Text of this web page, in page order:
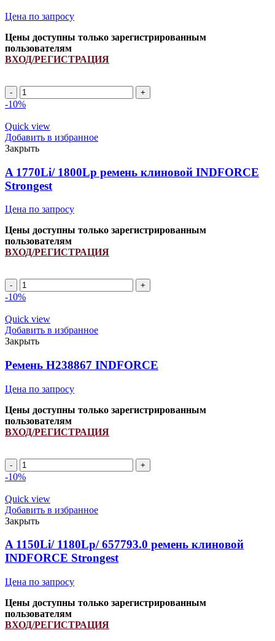
Цена по запросу
Цены доступны только зарегистрированным
пользователям
ВХОД/РЕГИСТРАЦИЯ
A
1470Li/
ремень
клиновой
INDFORCE
Strongest
quantity
-10%
Quick view
Добавить в избранное
Закрыть
A 1770Li/ 1800Lp ремень клиновой INDFORCE
Strongest
Цена по запросу
Цены доступны только зарегистрированным
пользователям
ВХОД/РЕГИСТРАЦИЯ
A
1770Li/
ремень
клиновой
INDFORCE
Strongest
quantity
-10%
Quick view
Добавить в избранное
Закрыть
Ремень H238867 INDFORCE
Цена по запросу
Цены доступны только зарегистрированным
пользователям
ВХОД/РЕГИСТРАЦИЯ
Ремень
H238867
quantity
-10%
Quick view
Добавить в избранное
Закрыть
A 1150Li/ 1180Lp/ 657793.0 ремень клиновой
INDFORCE Strongest
Цена по запросу
Цены доступны только зарегистрированным
пользователям
ВХОД/РЕГИСТРАЦИЯ